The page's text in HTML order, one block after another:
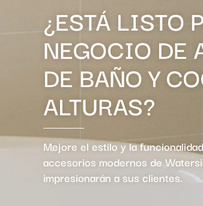
¿ESTÁ LISTO
NEGOCIO DE
DE BAÑO Y
ALTURAS?
Mejore el estilo y la
accesorios modernos de
impresionarán a sus clientes.